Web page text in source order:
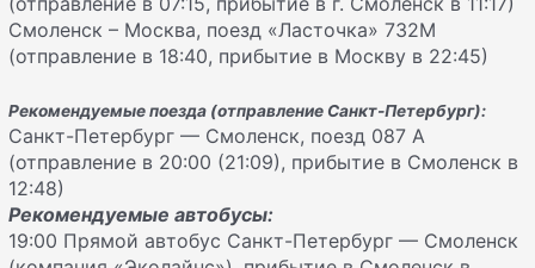
Смоленск – Москва, поезд «Ласточка» 732М
(отправление в 18:40, прибытие в Москву в 22:45)
Рекомендуемые поезда (отправление Санкт-Петербург):
Санкт-Петербург — Смоленск, поезд 087 А
(отправление в 20:00 (21:09), прибытие в Смоленск в
12:48)
Рекомендуемые автобусы:
19:00 Прямой автобус Санкт-Петербург — Смоленск